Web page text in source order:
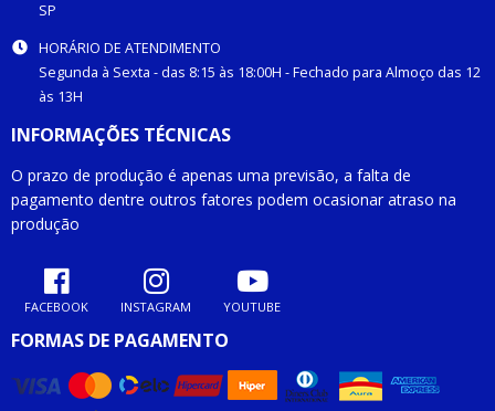
SP
HORÁRIO DE ATENDIMENTO
Segunda à Sexta - das 8:15 às 18:00H - Fechado para Almoço das 12
às 13H
INFORMAÇÕES TÉCNICAS
O prazo de produção é apenas uma previsão, a falta de
pagamento dentre outros fatores podem ocasionar atraso na
produção
FACEBOOK INSTAGRAM YOUTUBE
FORMAS DE PAGAMENTO